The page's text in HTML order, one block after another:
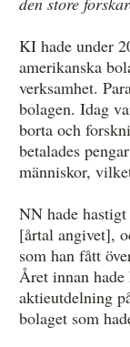
KI hade under
amerikanska
verksamhet.
bolagen. Idag
borta och
betalades
människor,
NN hade
[årtal angivet],
som han fått
Året innan
aktieutdelning
bolaget som